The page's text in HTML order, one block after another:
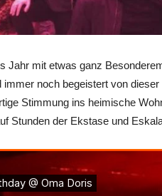
Jahr mit etwas ganz
immer noch begeistert von
Stimmung ins heimische
Stunden der Ekstase und